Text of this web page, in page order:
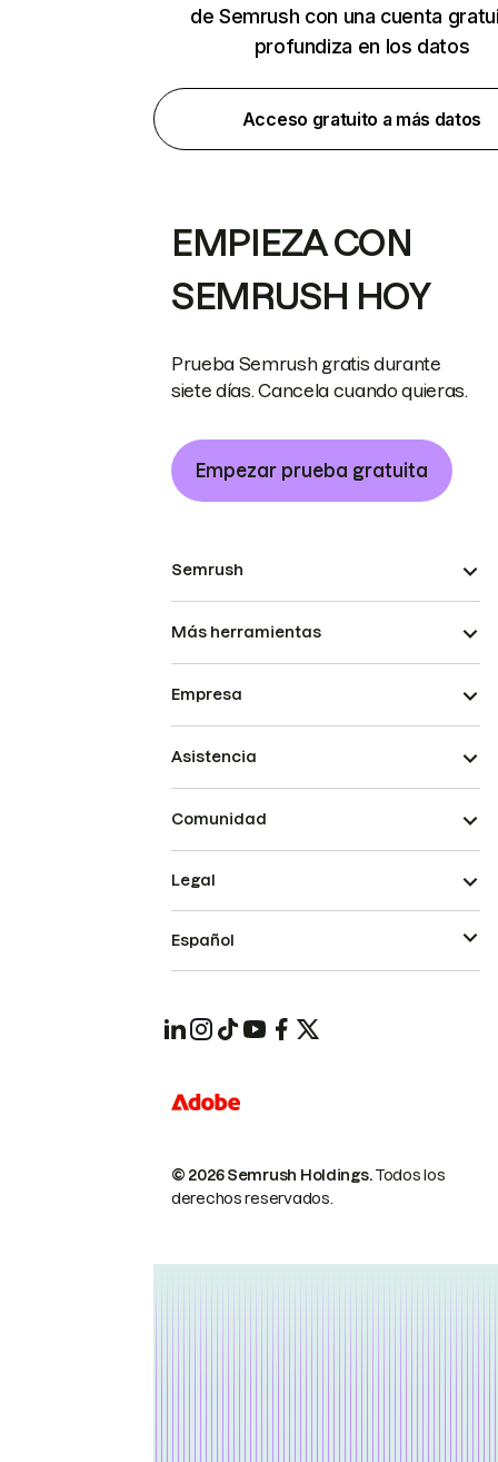
de Semrush con una cuenta
profundiza en los datos
Acceso gratuito a más datos
EMPIEZA CON
SEMRUSH HOY
Prueba Semrush gratis durante
siete días. Cancela cuando quieras.
Empezar prueba gratuita
Semrush
Más herramientas
Empresa
Asistencia
Comunidad
© 2026 Semrush Holdings.Todos los
derechos reservados.
Legal
Español